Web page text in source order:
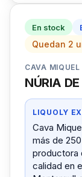
En stock
Quedan 2
CAVA MIQUEL
NÚRIA
LIQUOLY
Cava
más de
productora
calidad en